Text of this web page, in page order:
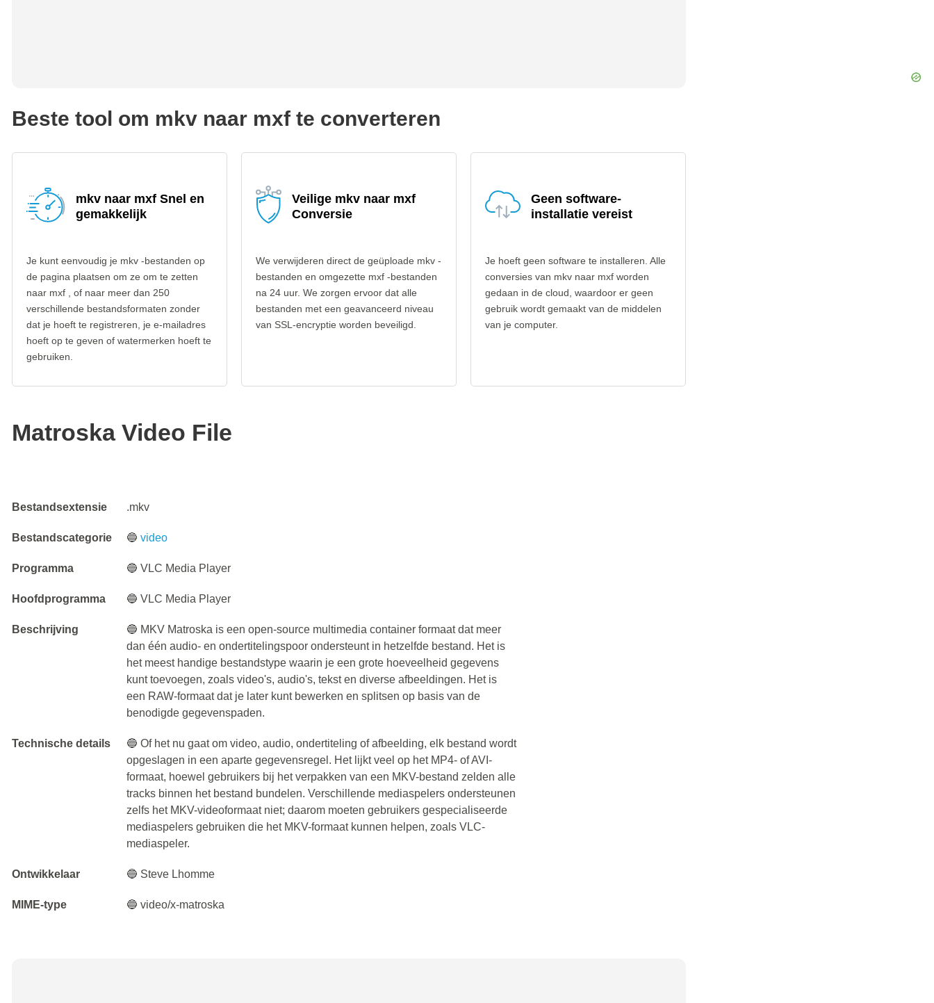
Beste tool om mkv naar mxf te converteren
mkv naar mxf Snel en
gemakkelijk
Je kunt eenvoudig je mkv -bestanden op
de pagina plaatsen om ze om te zetten
naar mxf , of naar meer dan 250
verschillende bestandsformaten zonder
dat je hoeft te registreren, je e-mailadres
hoeft op te geven of watermerken hoeft te
gebruiken.
Veilige mkv naar mxf
Conversie
We verwijderen direct de geüploade mkv -
bestanden en omgezette mxf -bestanden
na 24 uur. We zorgen ervoor dat alle
bestanden met een geavanceerd niveau
van SSL-encryptie worden beveiligd.
Geen software-
installatie vereist
Je hoeft geen software te installeren. Alle
conversies van mkv naar mxf worden
gedaan in de cloud, waardoor er geen
gebruik wordt gemaakt van de middelen
van je computer.
Matroska Video File
Bestandsextensie .mkv
Bestandscategorie 🔵video
Programma 🔵 VLC Media Player
Hoofdprogramma 🔵 VLC Media Player
Beschrijving
🔵 MKV Matroska is een open-source multimedia container formaat dat meer
dan één audio- en ondertitelingspoor ondersteunt in hetzelfde bestand. Het is
het meest handige bestandstype waarin je een grote hoeveelheid gegevens
kunt toevoegen, zoals video's, audio's, tekst en diverse afbeeldingen. Het is
een RAW-formaat dat je later kunt bewerken en splitsen op basis van de
benodigde gegevenspaden.
Technische details
🔵 Of het nu gaat om video, audio, ondertiteling of afbeelding, elk bestand wordt
opgeslagen in een aparte gegevensregel. Het lijkt veel op het MP4- of AVI-
formaat, hoewel gebruikers bij het verpakken van een MKV-bestand zelden alle
tracks binnen het bestand bundelen. Verschillende mediaspelers ondersteunen
zelfs het MKV-videoformaat niet; daarom moeten gebruikers gespecialiseerde
mediaspelers gebruiken die het MKV-formaat kunnen helpen, zoals VLC-
mediaspeler.
Ontwikkelaar 🔵 Steve Lhomme
MIME-type 🔵 video/x-matroska